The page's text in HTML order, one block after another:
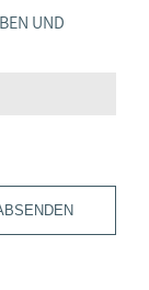
UND Z